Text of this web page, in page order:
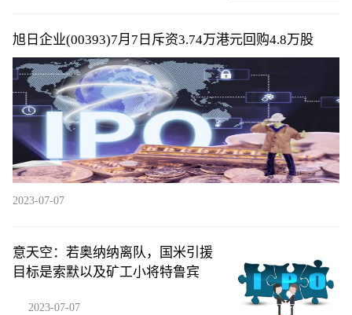
旭日企业(00393)7月7日斥资3.74万港元回购4.8万股
2023-07-07
意天空：若奥纳纳离队，国米引援
目标是索默以及矿工小将特鲁宾
2023-07-07